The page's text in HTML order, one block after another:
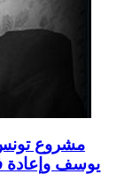
مشروع
يوسف وإعادة